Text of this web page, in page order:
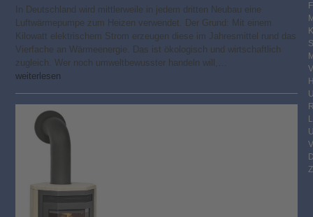
In Deutschland wird mittlerweile in jedem dritten Neubau eine
Luftwärmepumpe zum Heizen verwendet. Der Grund: Mit einem
Kilowatt elektrischem Strom erzeugen diese im Jahresmittel rund das
Vierfache an Wärmeenergie. Das ist ökologisch und wirtschaftlich
zugleich. Wer noch umweltbewusster handeln will,…
weiterlesen